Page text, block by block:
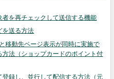
を再チェックして送信する機能
を送る方法
移動先ページ表示が同時に実施で
法（ショップカードのポイント付
登録し、並行して配信する方法（元